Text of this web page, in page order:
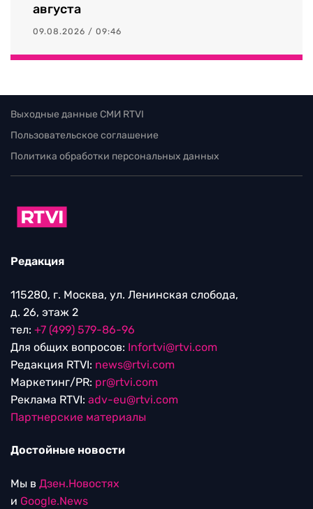
августа
09.08.2026 / 09:46
Выходные данные СМИ RTVI
Пользовательское соглашение
Политика обработки персональных данных
Редакция
115280, г. Москва, ул. Ленинская слобода,
д. 26, этаж 2
тел: +7 (499) 579-86-96
Для общих вопросов: Infortvi@rtvi.com
Редакция RTVI: news@rtvi.com
Маркетинг/PR: pr@rtvi.com
Реклама RTVI: adv-eu@rtvi.com
Партнерские материалы
Достойные новости
Мы в Дзен.Новостях
и Google.News